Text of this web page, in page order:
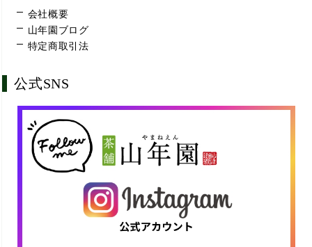
会社概要
山年園ブログ
特定商取引法
公式SNS